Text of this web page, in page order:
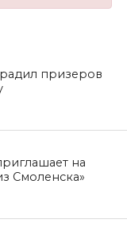
призеров
на
Смоленска»